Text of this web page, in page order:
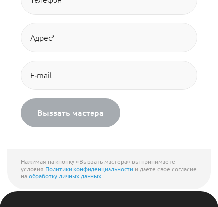
Вызвать мастера
Нажимая на кнопку «Вызвать мастера» вы принимаете
условия Политики конфиденциальности и даете свое согласие
наобработку личных данных